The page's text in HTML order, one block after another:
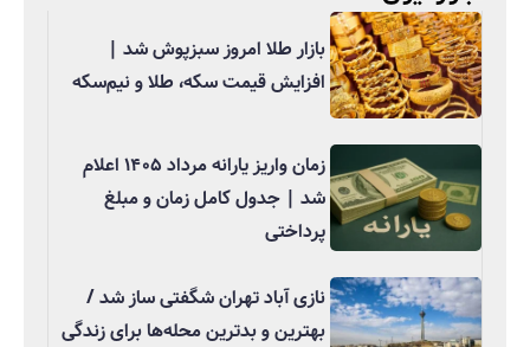
بازار طلا امروز سبزپوش شد |
افزایش قیمت سکه، طلا و نیم‌سکه
زمان واریز یارانه مرداد ۱۴۰۵ اعلام
شد | جدول کامل زمان و مبلغ
پرداختی
نازی آباد تهران شگفتی ساز شد /
بهترین و بدترین محله‌ها برای زندگی